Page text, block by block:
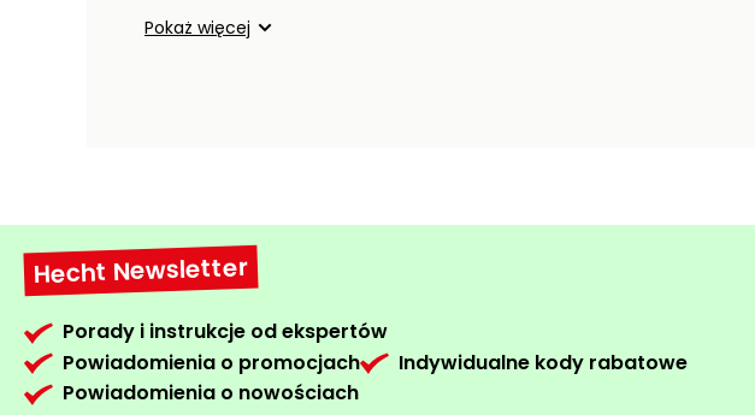
Pokaż więcej
Hecht Newsletter
Porady i instrukcje od ekspertów
Powiadomienia o promocjach
Indywidualne kody rabatowe
Powiadomienia o nowościach